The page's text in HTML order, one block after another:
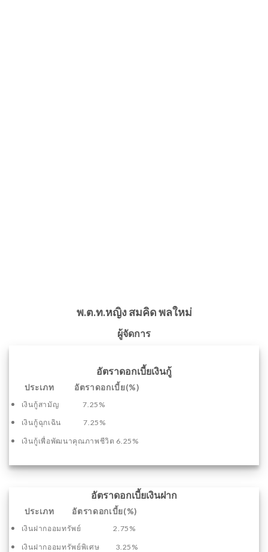
พ.ต.ท.หญิง สมคิด พลใหม่
ผู้จัดการ
อัตราดอกเบี้ยเงินกู้
ประเภท อัตราดอกเบี้ย(%)
เงินกู้สามัญ 7.25%
เงินกู้ฉุกเฉิน 7.25%
เงินกู้เพื่อพัฒนาคุณภาพชีวิต 6.25%
อัตราดอกเบี้ยเงินฝาก
ประเภท อัตราดอกเบี้ย(%)
เงินฝากออมทรัพย์ 2.75%
เงินฝากออมทรัพย์พิเศษ 3.25%